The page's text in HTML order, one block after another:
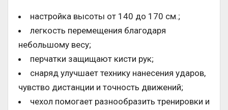
настройка высоты от 140 до 170 см.;
легкость перемещения благодаря
небольшому весу;
перчатки защищают кисти рук;
снаряд улучшает технику нанесения ударов,
чувство дистанции и точность движений;
чехол помогает разнообразить тренировки и